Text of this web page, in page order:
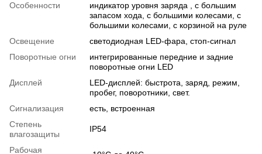
Особенности
индикатор уровня заряда , с большим
запасом хода, с большими колесами, с
большими колесами, с корзиной на руле
Освещение
светодиодная LED-фара, стоп-сигнал
Поворотные огни
интегрированные передние и задние
поворотные огни LED
Дисплей
LED-дисплей: быстрота, заряд, режим,
пробег, поворотники, свет.
Сигнализация
есть, встроенная
Степень
влагозащиты
IP54
Рабочая